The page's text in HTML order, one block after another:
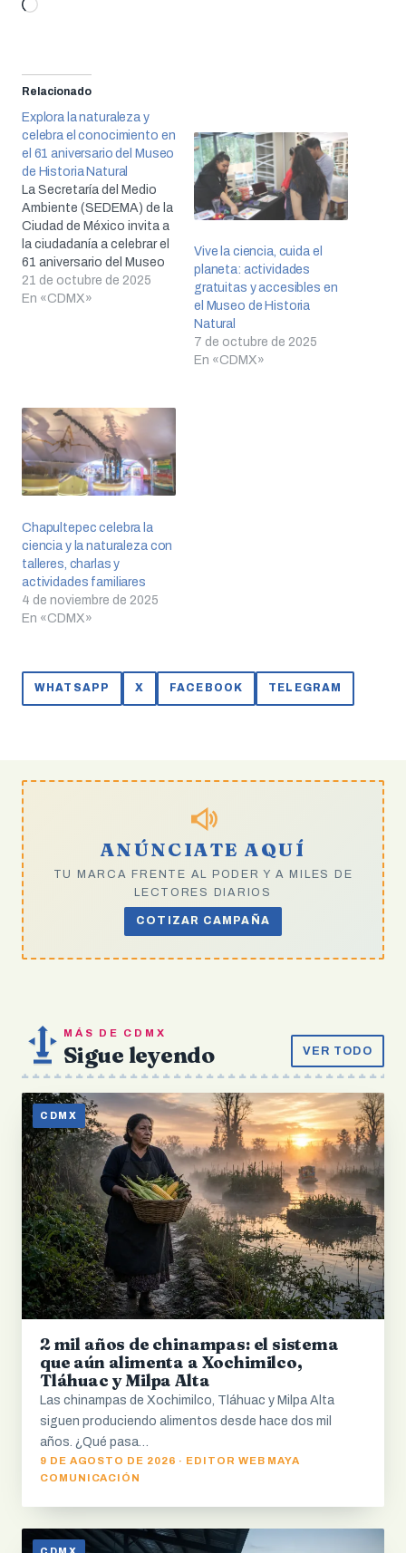
Cargando...
Relacionado
Explora la naturaleza y
celebra el conocimiento en
el 61 aniversario del Museo
de Historia Natural
La Secretaría del Medio
Ambiente (SEDEMA) de la
Ciudad de México invita a
la ciudadanía a celebrar el
61 aniversario del Museo
de Historia Natural y
Cultura Ambiental
y la importancia del
cuidado…
21 de octubre de 2025
En «CDMX»
Vive la ciencia, cuida el
planeta: actividades
gratuitas y accesibles en
el Museo de Historia
Natural
7 de octubre de 2025
En «CDMX»
Chapultepec celebra la
ciencia y la naturaleza con
talleres, charlas y
actividades familiares
4 de noviembre de 2025
En «CDMX»
WHATSAPP X FACEBOOK TELEGRAM
ANÚNCIATE AQUÍ
TU MARCA FRENTE AL PODER Y A MILES DE
LECTORES DIARIOS
COTIZAR CAMPAÑA
MÁS DE CDMX
Sigue leyendo VER TODO
CDMX
2 mil años de chinampas: el sistema
que aún alimenta a Xochimilco,
Tláhuac y Milpa Alta
Las chinampas de Xochimilco, Tláhuac y Milpa Alta
siguen produciendo alimentos desde hace dos mil
años. ¿Qué pasa…
9 DE AGOSTO DE 2026 · EDITOR WEB MAYA
COMUNICACIÓN